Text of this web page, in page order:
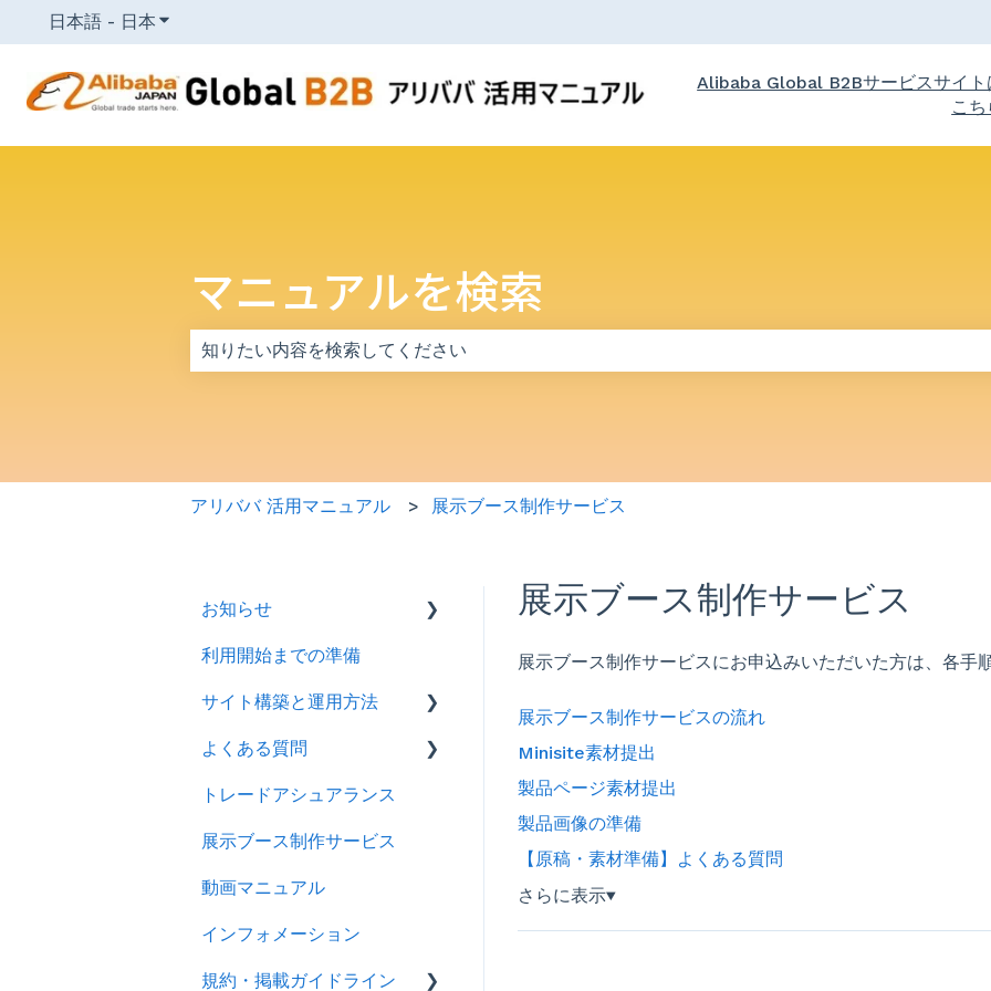
日本語 - 日本 翻訳のサブメニューを表示
Alibaba Global B2Bサービスサイト
こち
マニュアルを検索
アリババ 活用マニュアル 展示ブース制作サービス
展示ブース制作サービス
展示ブース制作サービスにお申込みいただいた方は、各手
展示ブース制作サービスの流れ
Minisite素材提出
製品ページ素材提出
製品画像の準備
【原稿・素材準備】よくある質問
さらに表示▼
お知らせ
2026年
2025年
2024年
利用開始までの準備
サイト構築と運用方法
会社情報を登録する
製品ページ登録の準備をす
に返信する
RFQを使ってバイヤーに
よくある質問
ログイン
アカウント
製品情報
メッセージ
RFQ
トレードアシュアランス
展示ブース制作サービス
動画マニュアル
インフォメーション
規約・掲載ガイドライン